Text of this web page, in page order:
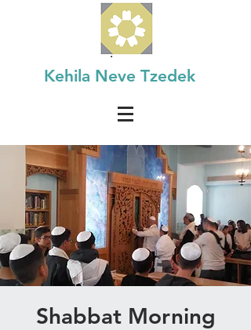
Kehila Neve Tzedek
Shabbat Morning